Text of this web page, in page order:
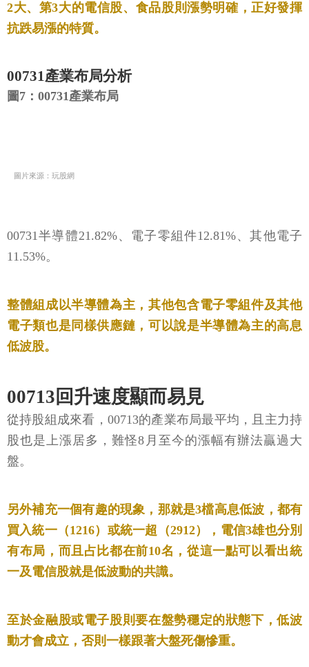
2大、第3大的電信股、食品股則漲勢明確，正好發揮
抗跌易漲的特質。
00731產業布局分析
圖7：00731產業布局
圖片來源：玩股網
00731半導體21.82%、電子零組件12.81%、其他電子
11.53%。
整體組成以半導體為主，其他包含電子零組件及其他
電子類也是同樣供應鏈，可以說是半導體為主的高息
低波股。
00713回升速度顯而易見
從持股組成來看，00713的產業布局最平均，且主力持
股也是上漲居多，難怪8月至今的漲幅有辦法贏過大
盤。
另外補充一個有趣的現象，那就是3檔高息低波，都有
買入統一（1216）或統一超（2912），電信3雄也分別
有布局，而且占比都在前10名，從這一點可以看出統
一及電信股就是低波動的共識。
至於金融股或電子股則要在盤勢穩定的狀態下，低波
動才會成立，否則一樣跟著大盤死傷慘重。